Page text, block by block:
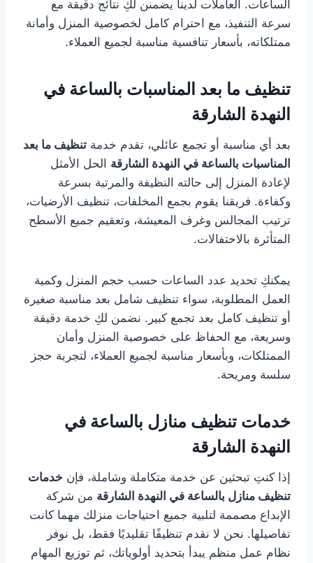
الساعات. العاملات لدينا يضمنن لكِ نتائج دقيقة مع
سرعة التنفيذ، مع احترام كامل لخصوصية المنزل وأمانة
ممتلكاته، بأسعار تنافسية مناسبة لجميع العملاء.
تنظيف ما بعد المناسبات بالساعة في
النهدة الشارقة
بعد أي مناسبة أو تجمع عائلي، تقدم خدمة تنظيف ما بعد
المناسبات بالساعة في النهدة الشارقة الحل الأمثل
لإعادة المنزل إلى حالته النظيفة والمرتبة بسرعة
وكفاءة. فريقنا يقوم بجمع المخلفات، تنظيف الأرضيات،
ترتيب المجالس وغرف المعيشة، وتعقيم جميع الأسطح
المتأثرة بالاحتفالات.
يمكنكِ تحديد عدد الساعات حسب حجم المنزل وكمية
العمل المطلوبة، سواء تنظيف شامل بعد مناسبة صغيرة
أو تنظيف كامل بعد تجمع كبير. نضمن لكِ خدمة دقيقة
وسريعة، مع الحفاظ على خصوصية المنزل وأمان
الممتلكات، وبأسعار مناسبة لجميع العملاء، لتجربة حجز
سلسة ومريحة.
خدمات تنظيف منازل بالساعة في
النهدة الشارقة
إذا كنتِ تبحثين عن خدمة متكاملة وشاملة، فإن خدمات
تنظيف منازل بالساعة في النهدة الشارقة من شركة
الإبداع مصممة لتلبية جميع احتياجات منزلك مهما كانت
تفاصيلها. نحن لا نقدم تنظيفًا تقليديًا فقط، بل نوفر
نظام عمل منظم يبدأ بتحديد أولوياتك، ثم توزيع المهام